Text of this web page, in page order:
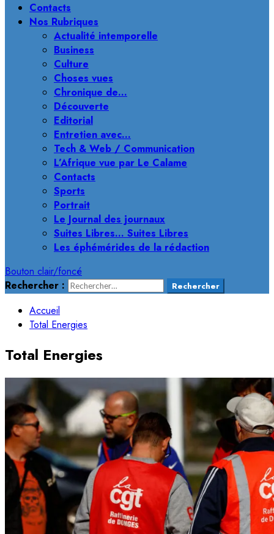
Contacts
Nos Rubriques
Actualité intemporelle
Business
Culture
Choses vues
Chronique de…
Découverte
Editorial
Entretien avec…
Tech & Web / Communication
L’Afrique vue par Le Calame
Contacts
Sports
Portrait
Le Journal des journaux
Suites Libres… Suites Libres
Les éphémérides de la rédaction
Bouton clair/foncé
Rechercher :
Accueil
Total Energies
Total Energies